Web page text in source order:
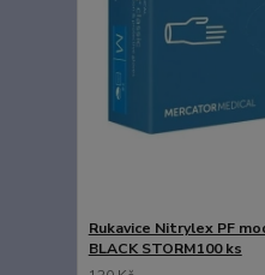
Rukavice Nitrylex PF
BLACK STORM100 ks